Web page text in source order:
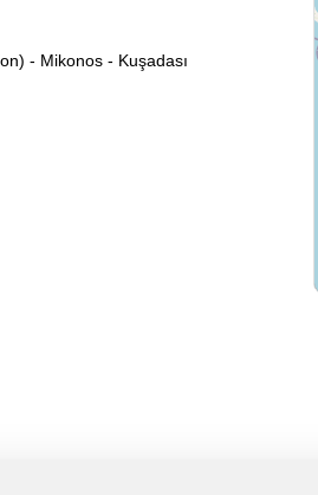
- Mikonos - Kuşadası